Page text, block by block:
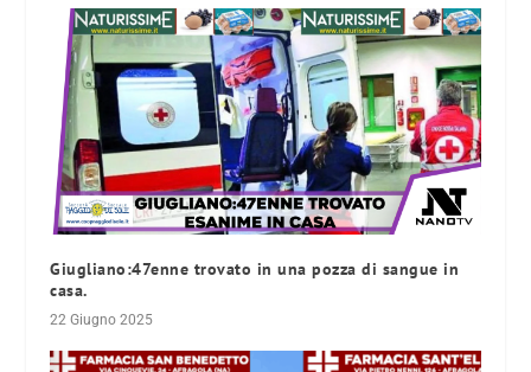
Giugliano:47enne trovato in una pozza di sangue in
casa.
22 Giugno 2025